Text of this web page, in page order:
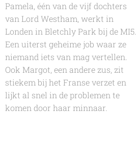
Pamela, één van de vijf dochters
van Lord Westham, werkt in
Londen in Bletchly Park bij de MI5.
Een uiterst geheime job waar ze
niemand iets van mag vertellen.
Ook Margot, een andere zus, zit
stiekem bij het Franse verzet en
lijkt al snel in de problemen te
komen door haar minnaar.